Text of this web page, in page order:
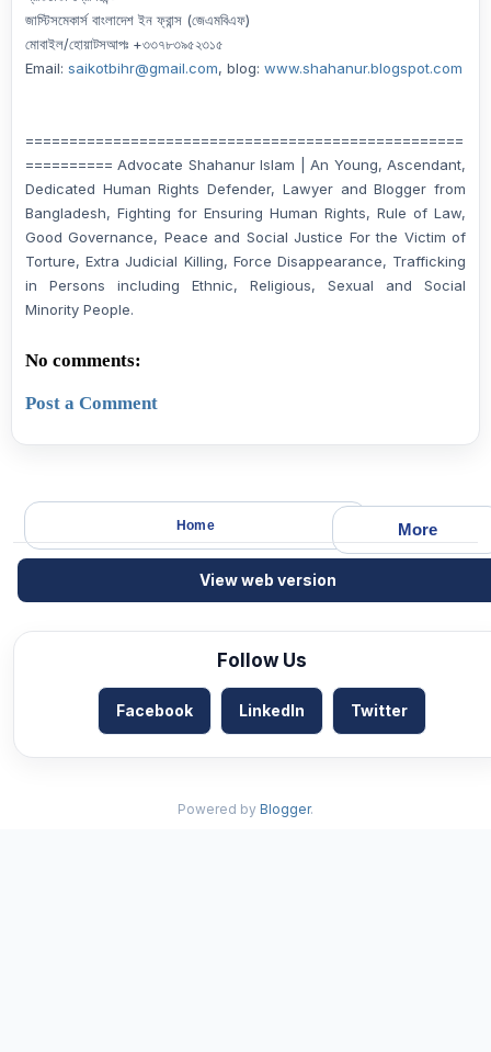
জাস্টিসমেকার্স বাংলাদেশ ইন ফ্রান্স (জেএমবিএফ)
মোবাইল/হোয়াটসআপঃ +৩৩৭৮৩৯৫২৩১৫
Email: saikotbihr@gmail.com, blog: www.shahanur.blogspot.com
==================================================
========== Advocate Shahanur Islam | An Young, Ascendant,
Dedicated Human Rights Defender, Lawyer and Blogger from
Bangladesh, Fighting for Ensuring Human Rights, Rule of Law,
Good Governance, Peace and Social Justice For the Victim of
Torture, Extra Judicial Killing, Force Disappearance, Trafficking
in Persons including Ethnic, Religious, Sexual and Social
Minority People.
No comments:
Post a Comment
More
Home
View web version
Follow Us
Facebook LinkedIn Twitter
Powered by Blogger.